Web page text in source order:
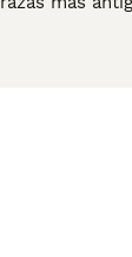
suelta